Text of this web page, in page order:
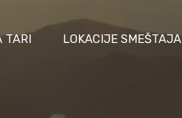
TARI LOKACIJE SMEŠTAJA